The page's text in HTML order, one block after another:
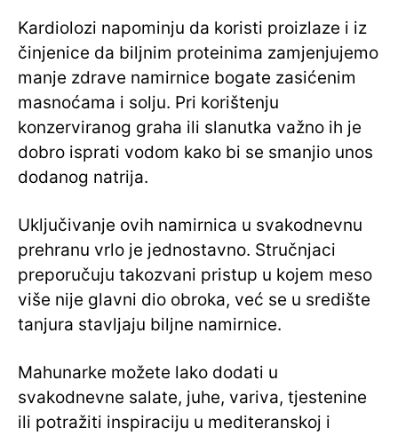
Kardiolozi napominju da koristi proizlaze i iz
činjenice da biljnim proteinima zamjenjujemo
manje zdrave namirnice bogate zasićenim
masnoćama i solju. Pri korištenju
konzerviranog graha ili slanutka važno ih je
dobro isprati vodom kako bi se smanjio unos
dodanog natrija.
Uključivanje ovih namirnica u svakodnevnu
prehranu vrlo je jednostavno. Stručnjaci
preporučuju takozvani pristup u kojem meso
više nije glavni dio obroka, već se u središte
tanjura stavljaju biljne namirnice.
Mahunarke možete lako dodati u
svakodnevne salate, juhe, variva, tjestenine
ili potražiti inspiraciju u mediteranskoj i